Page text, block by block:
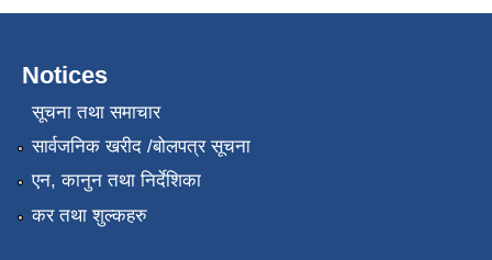
Notices
सूचना तथा समाचार
सार्वजनिक खरीद /बोलपत्र सूचना
एन, कानुन तथा निर्देशिका
कर तथा शुल्कहरु